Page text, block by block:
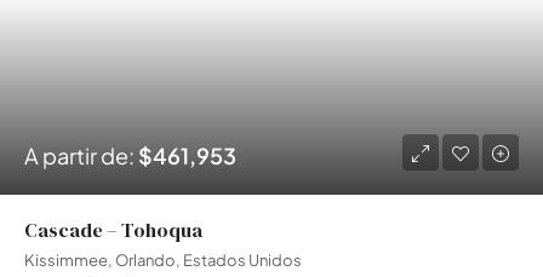
A partir de: $461,953
Cascade – Tohoqua
Kissimmee, Orlando, Estados Unidos